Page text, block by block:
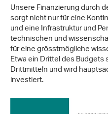
Unsere Finanzierung durch
sorgt nicht nur für eine
und eine Infrastruktur und
technischen und
für eine grösstmögliche
Etwa ein Drittel des
Drittmitteln und wird
investiert.